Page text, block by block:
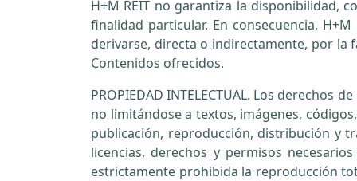
H+M REIT no garantiza la disponibilidad,
finalidad particular. En consecuencia,
derivarse, directa o indirectamente, por la
Contenidos ofrecidos.
PROPIEDAD INTELECTUAL. Los
no limitándose a textos, imágenes,
publicación, reproducción, distribución y
licencias, derechos y permisos
estrictamente prohibida la reproducción